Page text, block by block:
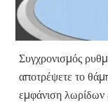
Συγχρονισμός
αποτρέψετε το
εμφάνιση λωρίδων